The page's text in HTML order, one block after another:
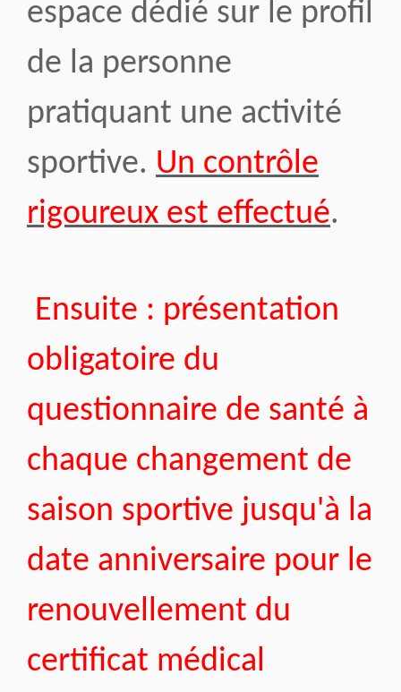
espace dédié sur le profil
de la personne
pratiquant une activité
sportive. Un contrôle
rigoureux est effectué.
Ensuite : présentation
obligatoire du
questionnaire de santé à
chaque changement de
saison sportive jusqu'à la
date anniversaire pour le
renouvellement du
certificat médical